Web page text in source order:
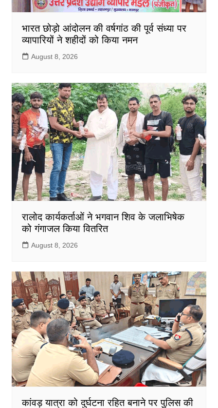
भारत छोड़ो आंदोलन की वर्षगांठ की पूर्व संध्या पर
व्यापारियों ने शहीदों को किया नमन
August 8, 2026
रालोद कार्यकर्ताओं ने भगवान शिव के जलाभिषेक
को गंगाजल किया वितरित
August 8, 2026
कांवड़ यात्रा को दुर्घटना रहित बनाने पर पुलिस की